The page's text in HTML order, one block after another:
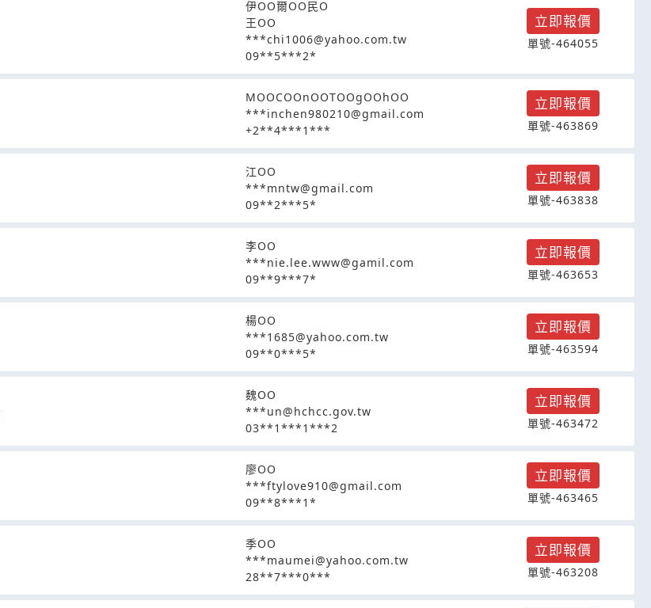
伊OO爾OO民O
王OO
***chi1006@yahoo.com.tw
09**5***2*
立即報價
單號-464055
MOOCOOnOOTOOgOOhOO
***inchen980210@gmail.com
+2**4***1***
立即報價
單號-463869
江OO
***mntw@gmail.com
09**2***5*
立即報價
單號-463838
李OO
***nie.lee.www@gamil.com
09**9***7*
立即報價
單號-463653
楊OO
***1685@yahoo.com.tw
09**0***5*
立即報價
單號-463594
魏OO
***un@hchcc.gov.tw
03**1***1***2
立即報價
單號-463472
廖OO
***ftylove910@gmail.com
09**8***1*
立即報價
單號-463465
季OO
***maumei@yahoo.com.tw
28**7***0***
立即報價
單號-463208